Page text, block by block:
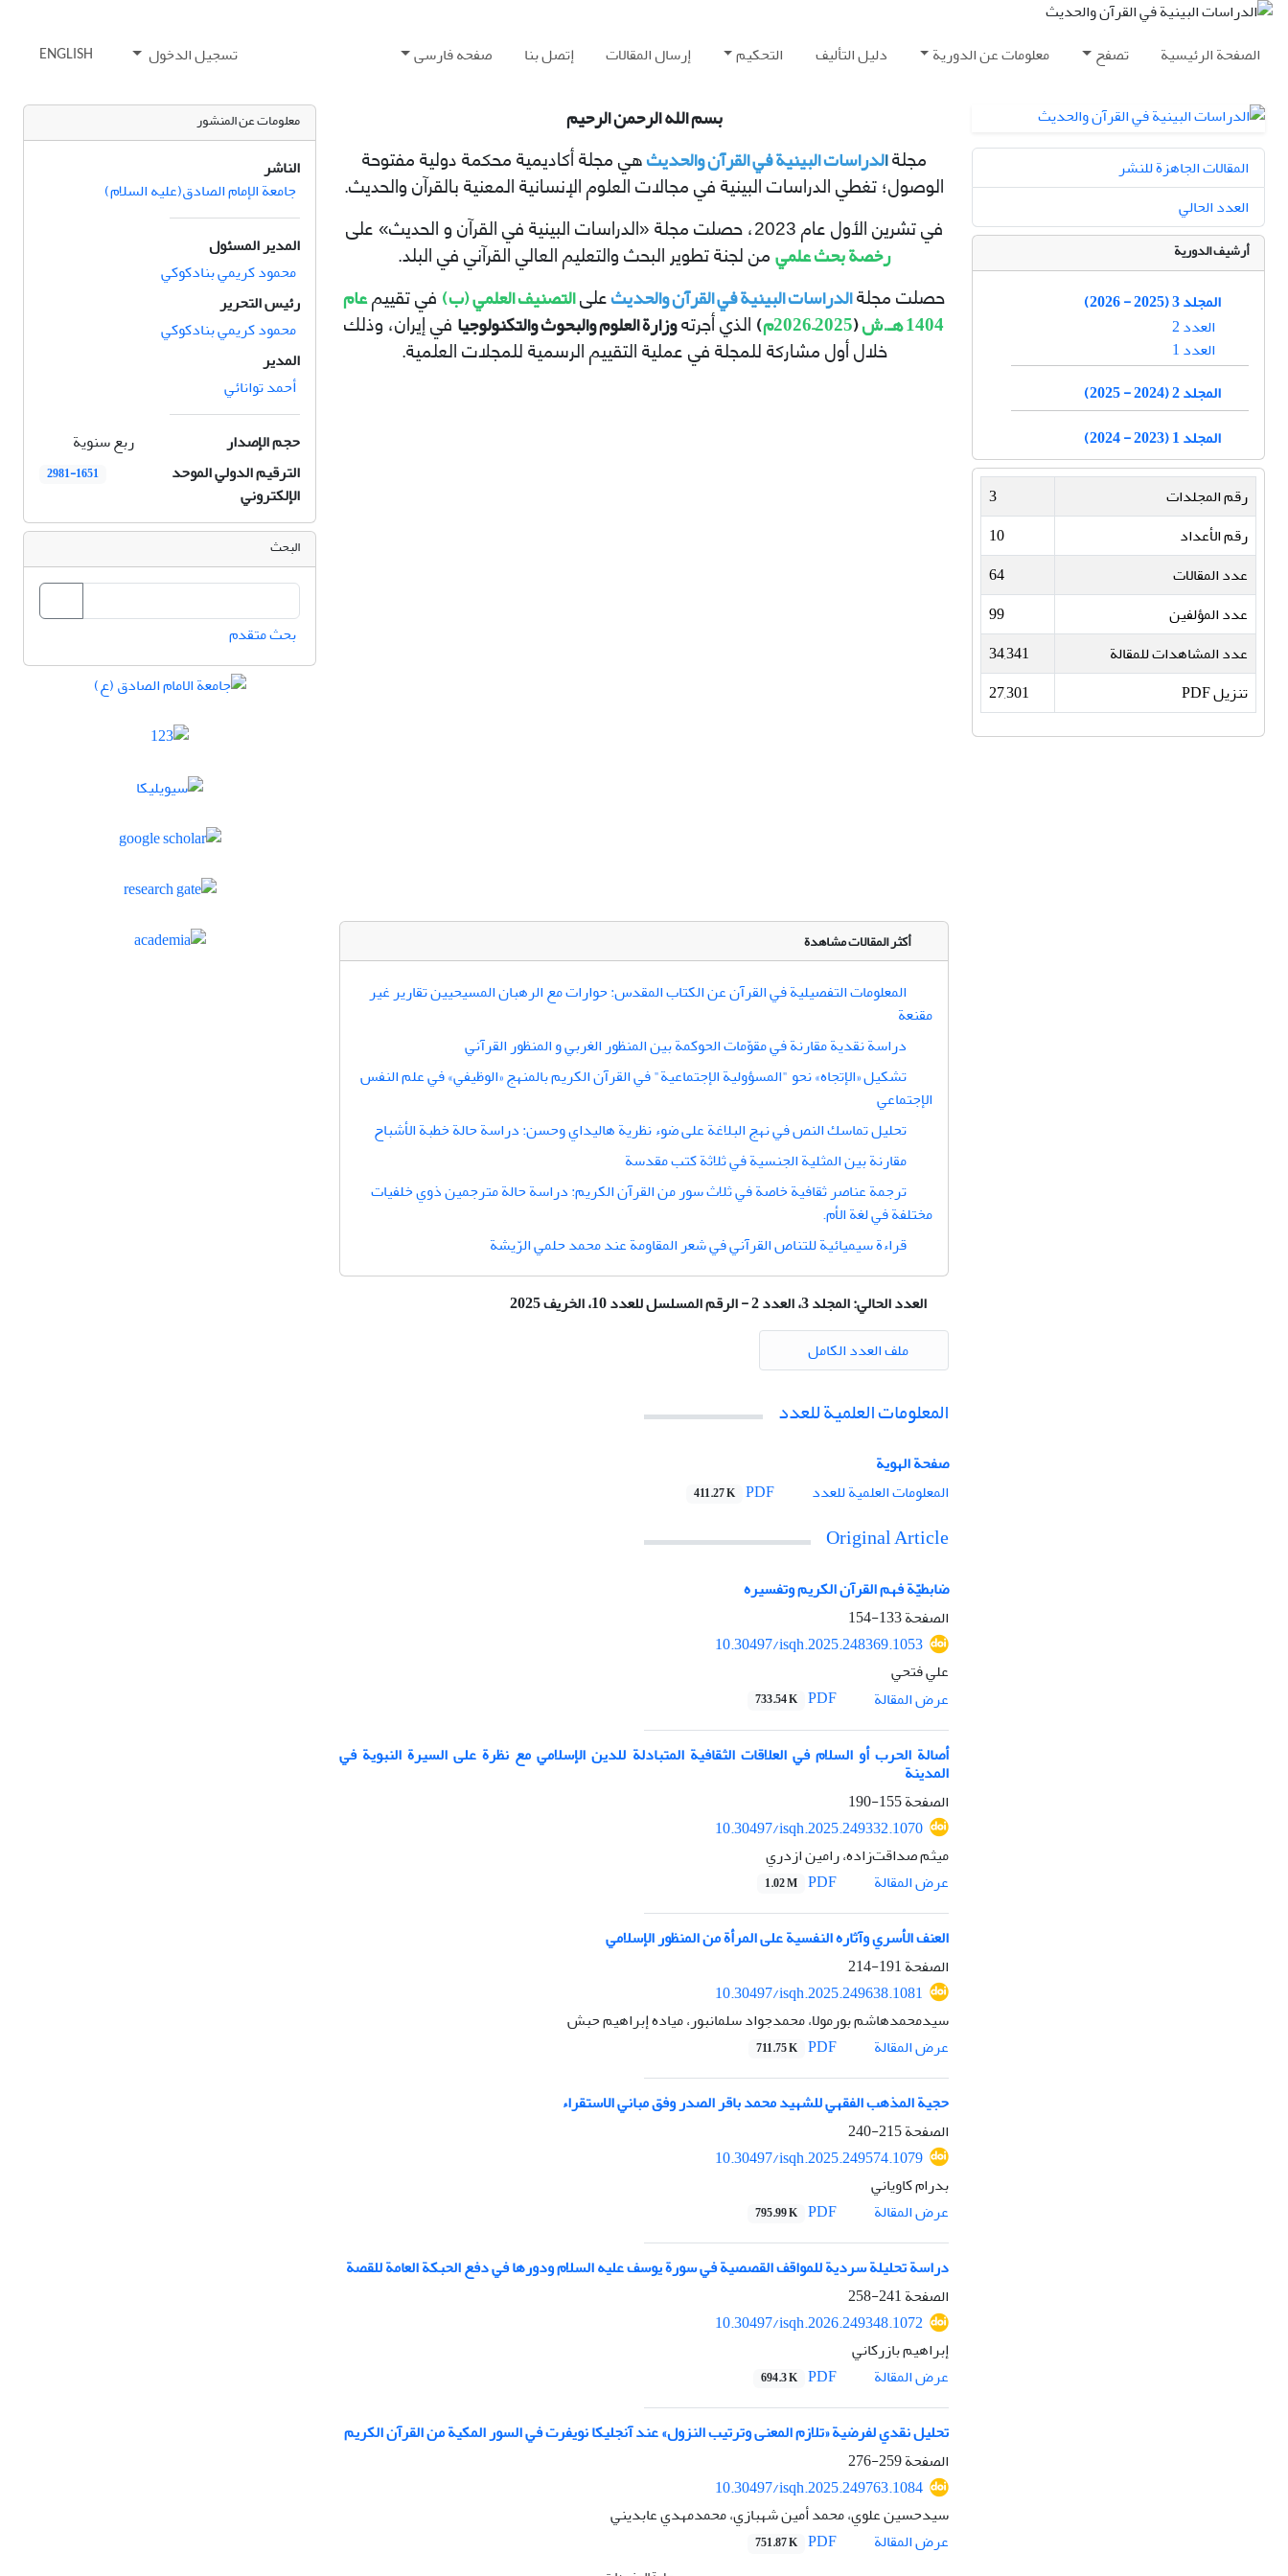
الصفحة الرئیسیة تصفح معلومات عن الدورية دلیل التألیف التحکیم إرسال المقالات إتصل بنا صفحه فارسی تسجيل الدخول ENGLISH
المقالات الجاهزة للنشر
العدد الحالي
أرشيف الدورية
المجلد 3 (2025 - 2026)
العدد 2
العدد 1
المجلد 2 (2024 - 2025)
المجلد 1 (2023 - 2024)
رقم المجلدات
3
رقم الأعداد
10
عدد المقالات
64
عدد المؤلفین
99
عدد المشاهدات للمقالة
34,341
تنزیل PDF
27,301
بسم الله الرحمن الرحیم
مجلةالدراسات البینیة في القرآن والحدیث هي مجلة أکادیمیة محکمة دولية مفتوحة
الوصول؛ تغطي الدراسات البینیة في مجالات العلوم الإنسانیة المعنیة بالقرآن والحدیث.
في تشرين الأول عام 2023، حصلت مجلة «الدراسات البینية في القرآن و الحدیث» على
رخصة بحث علمي من لجنة تطوير البحث والتعليم العالي القرآني في البلد.
حصلت مجلةالدراسات البینیة في القرآن والحدیث علىالتصنيف العلمي (ب) في تقييمعام
1404هـ.ش(2025–2026م ) الذي أجرتهوزارة العلوم والبحوث والتكنولوجيا في إيران، وذلك
خلال أول مشاركة للمجلة في عملية التقييم الرسمية للمجلات العلمية.
أكثر المقالات مشاهدة
المعلومات التفصيلية في القرآن عن الكتاب المقدس: حوارات مع الرهبان المسیحیین تقاریر غیر
مقنعة
دراسة نقدية مقارنة في مقوّمات الحوکمة بین المنظور الغربي و المنظور القرآني
تشكيل «الإتجاه» نحو "المسؤولية الإجتماعية" في القرآن الكريم بالمنهج «الوظيفي» في علم النفس
الإجتماعي
تحليل تماسك النص في نهج البلاغة على ضوء نظریة هاليداي وحسن: دراسة حالة خطبة الأشباح
مقارنة بين المثلية الجنسية في ثلاثة كتب مقدسة
ترجمة عناصر ثقافية خاصة في ثلاث سور من القرآن الكريم: دراسة حالة مترجمين ذوي خلفيات
مختلفة في لغة الأم.
قراءة سيميائية للتناص القرآني في شعر المقاومة عند محمد حلمي الرّيشة
العدد الحالي:المجلد 3، العدد 2 - الرقم المسلسل للعدد 10، الخريف 2025
ملف العدد الكامل
المعلومات العلمية للعدد
صفحة الهویة
المعلومات العلمية للعدد
411.27 K
Original Article
ضابطيّة فهم القرآن الكريم وتفسیره
الصفحة133-154
10.30497/isqh.2025.248369.1053
علي فتحي
عرض المقالة
733.54 K
أصالة الحرب أو السلام في العلاقات الثقافية المتبادلة للدين الإسلامي مع نظرة علی السيرة النبوية في
المدينة
الصفحة155-190
10.30497/isqh.2025.249332.1070
میثم صداقت‌زاده، رامین ازدري
عرض المقالة
1.02 M
العنف الأسري وآثاره النفسية على المرأة من المنظور الإسلامي
الصفحة191-214
10.30497/isqh.2025.249638.1081
سیدمحمدهاشم بورمولا، محمدجواد سلمانبور، میاده إبراهیم حبش
عرض المقالة
711.75 K
حجية المذهب الفقهي للشهيد محمد باقر الصدر وفق مباني الاستقراء
الصفحة215-240
10.30497/isqh.2025.249574.1079
بدرام کاویاني
عرض المقالة
795.99 K
دراسة تحليلة سردية للمواقف القصصية في سورة يوسف عليه السلام ودورها في دفع الحبكة العامة للقصة
الصفحة241-258
10.30497/isqh.2026.249348.1072
إبراهیم بازرکاني
عرض المقالة
694.3 K
تحليل نقدي لفرضیة «تلازم المعنى وترتیب النزول» عند آنجلیكا نویفرت في السور المكیة من القرآن الكریم
الصفحة259-276
10.30497/isqh.2025.249763.1084
سیدحسین علوي، محمد أمين شهبازي، محمدمهدي عابدیني
عرض المقالة
751.87 K
معلومات عن المنشور
الناشر
جامعة الإمام الصادق(علیه السلام)
المدير المسئول
محمود کریمي بنادکوکي
رئيس التحرير
محمود کریمي بنادکوکي
المدير
أحمد توانائي
حجم الإصدار
ربع سنوية
الترقيم الدولي الموحد
الإلكتروني
2981-1651
البحث
بحث متقدم